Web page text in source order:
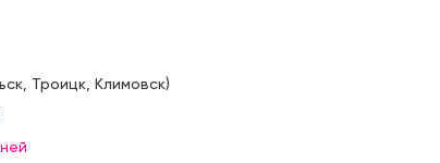
, Троицк, Климовск)